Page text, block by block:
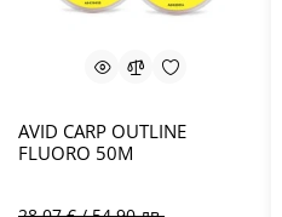
AVID CARP OUTLINE
FLUORO 50M